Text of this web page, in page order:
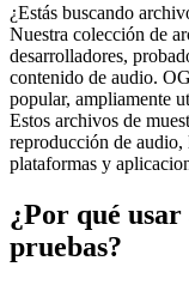
¿Estás buscando
Nuestra colección de
desarrolladores,
contenido de audio.
popular, ampliamente
Estos archivos de
reproducción de
plataformas y
¿Por qué
pruebas?